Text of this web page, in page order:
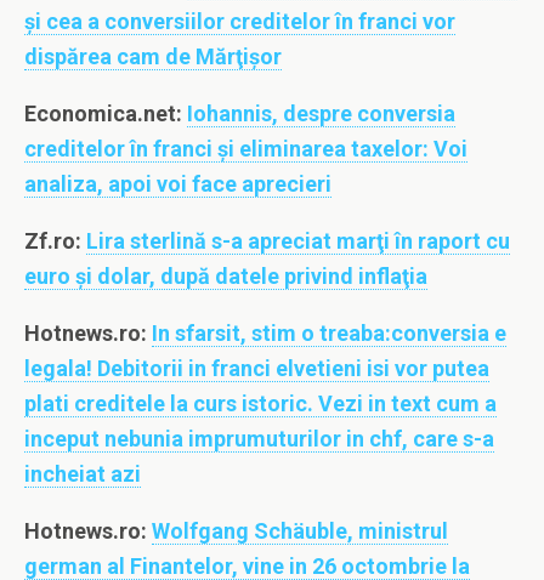
şi cea a conversiilor creditelor în franci vor
dispărea cam de Mărţişor
Economica.net: Iohannis, despre conversia
creditelor în franci şi eliminarea taxelor: Voi
analiza, apoi voi face aprecieri
Zf.ro: Lira sterlină s-a apreciat marţi în raport cu
euro şi dolar, după datele privind inflaţia
Hotnews.ro: In sfarsit, stim o treaba:conversia e
legala! Debitorii in franci elvetieni isi vor putea
plati creditele la curs istoric. Vezi in text cum a
inceput nebunia imprumuturilor in chf, care s-a
incheiat azi
Hotnews.ro: Wolfgang Schäuble, ministrul
german al Finantelor, vine in 26 octombrie la